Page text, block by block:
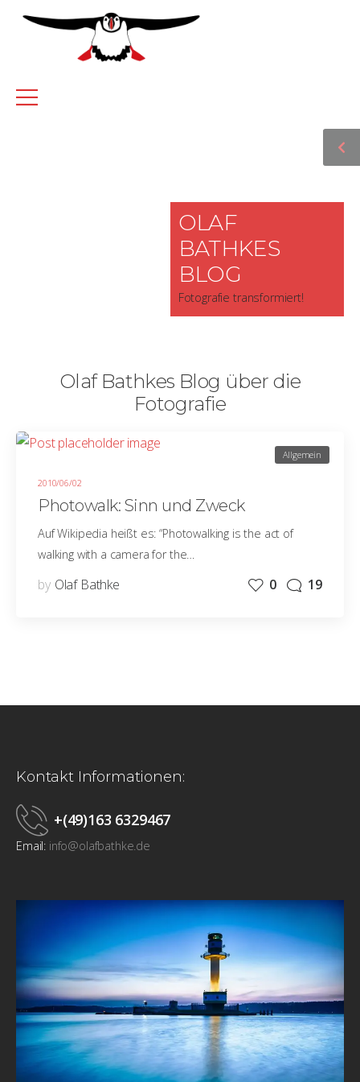
OLAF
BATHKES
BLOG
Fotografie transformiert!
Olaf Bathkes Blog über die
Fotografie
2010/06/02
Allgemein
Photowalk: Sinn und Zweck
Auf Wikipedia heißt es: “Photowalking is the act of
walking with a camera for the…
by Olaf Bathke 0 19
Kontakt Informationen:
+(49)163 6329467
Email: info@olafbathke.de